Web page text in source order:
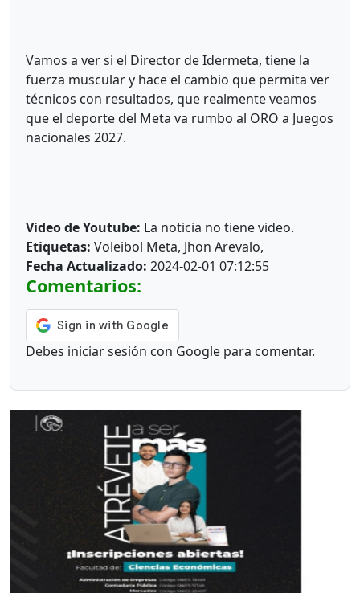
Vamos a ver si el Director de Idermeta, tiene la
fuerza muscular y hace el cambio que permita ver
técnicos con resultados, que realmente veamos
que el deporte del Meta va rumbo al ORO a Juegos
nacionales 2027.
Video de Youtube: La noticia no tiene video.
Etiquetas: Voleibol Meta, Jhon Arevalo,
Fecha Actualizado: 2024-02-01 07:12:55
Comentarios:
Debes iniciar sesión con Google para comentar.